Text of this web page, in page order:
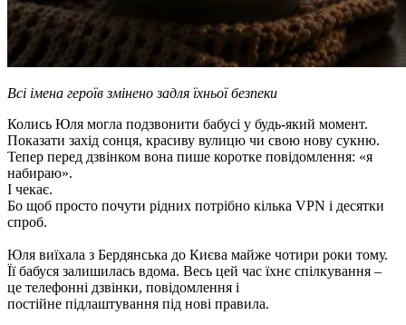
Всі імена героїв змінено задля їхньої безпеки
Колись Юля могла подзвонити бабусі у будь-який момент.
Показати захід сонця, красиву вулицю чи свою нову сукню.
Тепер перед дзвінком вона пише коротке повідомлення: «я
набираю».
І чекає.
Бо щоб просто почути рідних потрібно кілька VPN і десятки
спроб.
Юля виїхала з Бердянська до Києва майже чотири роки тому.
Її бабуся залишилась вдома. Весь цей час їхнє спілкування –
це телефонні дзвінки, повідомлення і
постійне підлаштування під нові правила.